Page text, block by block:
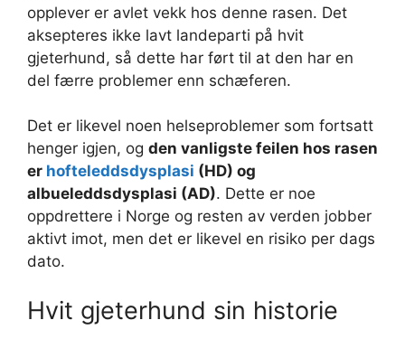
opplever er avlet vekk hos denne rasen. Det
aksepteres ikke lavt landeparti på hvit
gjeterhund, så dette har ført til at den har en
del færre problemer enn schæferen.
Det er likevel noen helseproblemer som fortsatt
henger igjen, og den vanligste feilen hos rasen
er hofteleddsdysplasi (HD) og
albueleddsdysplasi (AD). Dette er noe
oppdrettere i Norge og resten av verden jobber
aktivt imot, men det er likevel en risiko per dags
dato.
Hvit gjeterhund sin historie